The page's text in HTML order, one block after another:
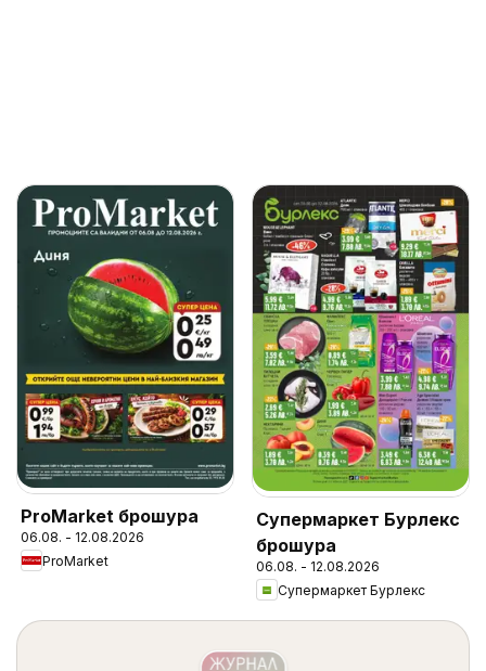
ProMarket брошура
06.08. - 12.08.2026
ProMarket
Супермаркет Бурлекс
брошура
06.08. - 12.08.2026
Супермаркет Бурлекс